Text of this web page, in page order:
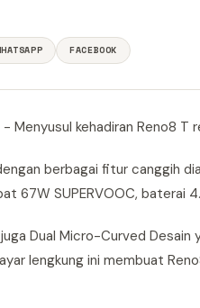
FACEBOOK
Menyusul kehadiran Reno8 T
berbagai fitur canggih
67W SUPERVOOC, baterai
Dual Micro-Curved Desain
lengkung ini membuat